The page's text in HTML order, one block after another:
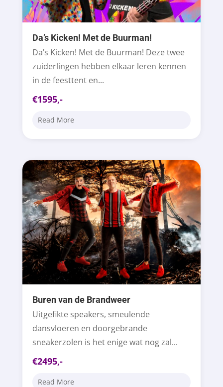
Da’s Kicken! Met de Buurman!
Da’s Kicken! Met de Buurman! Deze twee
zuiderlingen hebben elkaar leren kennen
in de feesttent en...
€1595,-
Read More
Buren van de Brandweer
Uitgefikte speakers, smeulende
dansvloeren en doorgebrande
sneakerzolen is het enige wat nog zal...
€2495,-
Read More